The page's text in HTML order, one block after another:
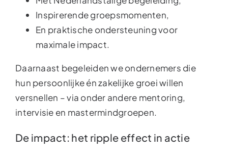
Inspirerende groepsmomenten,
En praktische ondersteuning voor
maximale impact.
Daarnaast begeleiden we ondernemers die
hun persoonlijke én zakelijke groei willen
versnellen – via onder andere mentoring,
intervisie en mastermindgroepen.
De impact: het ripple effect in actie